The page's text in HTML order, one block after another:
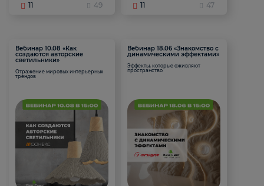
11 49 11 47
Вебинар 10.08 «Как
создаются авторские
светильники»
Отражение мировых интерьерных
трендов
Вебинар 18.06 «Знакомство с
динамическими эффектами»
Эффекты, которые оживляют
пространство